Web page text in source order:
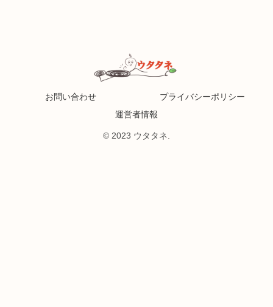
お問い合わせ
プライバシーポリシー
運営者情報
© 2023 ウタタネ.